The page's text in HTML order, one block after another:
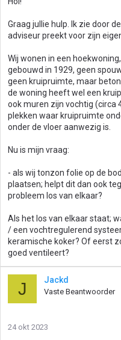
Graag jullie hulp. Ik zie door
adviseur preekt voor zijn
Wij wonen in een
gebouwd in 1929, geen
geen kruipruimte, maar
de woning heeft wel een
ook muren zijn vochtig (circa
plekken waar kruipruimte
onder de vloer aanwezig is.
Nu is mijn vraag:
- als wij tonzon folie op de
plaatsen; helpt dit dan ook
probleem los van elkaar?
Als het los van elkaar staat;
/ een vochtregulerend
keramische koker? Of eerst
goed ventileert?
J Jackd
Vaste Beantwoorder
24 okt 2023